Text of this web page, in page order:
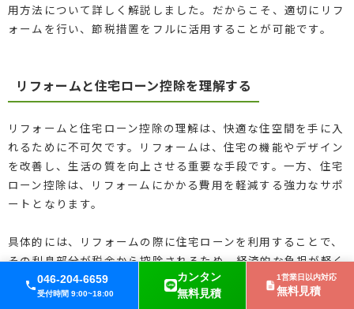
046-204-6659
受付時間 9:00~18:00
カンタン
無料見積
1営業日以内対応
無料見積
用方法について詳しく解説しました。だからこそ、適切にリフ
ォームを行い、節税措置をフルに活用することが可能です。
リフォームと住宅ローン控除を理解する
リフォームと住宅ローン控除の理解は、快適な住空間を手に入
れるために不可欠です。リフォームは、住宅の機能やデザイン
を改善し、生活の質を向上させる重要な手段です。一方、住宅
ローン控除は、リフォームにかかる費用を軽減する強力なサポ
ートとなります。
具体的には、リフォームの際に住宅ローンを利用することで、
その利息部分が税金から控除されるため、経済的な負担が軽く
なります。また、リフォームの内容によっては、控除の適用条
件を満たすことができる場合もあります。これにより、安定し